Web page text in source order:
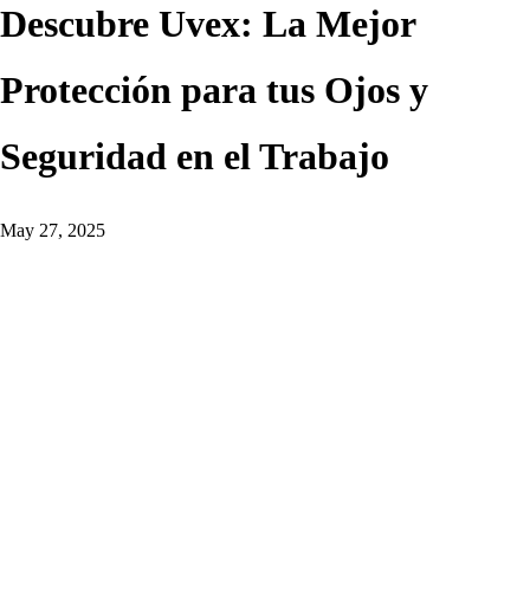
Descubre Uvex: La Mejor
Protección para tus Ojos y
Seguridad en el Trabajo
May 27, 2025